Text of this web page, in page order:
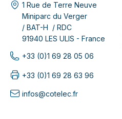
1 Rue de Terre Neuve
Miniparc du Verger
/ BAT-H / RDC
91940 LES ULIS - France
+33 (0)1 69 28 05 06
+33 (0)1 69 28 63 96
infos@cotelec.fr